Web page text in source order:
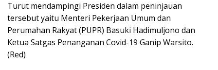
Turut mendampingi Presiden dalam peninjauan
tersebut yaitu Menteri Pekerjaan Umum dan
Perumahan Rakyat (PUPR) Basuki Hadimuljono dan
Ketua Satgas Penanganan Covid-19 Ganip Warsito.
(Red)